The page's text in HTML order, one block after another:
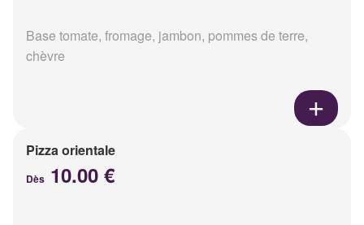
Base tomate, fromage, jambon, pommes de terre,
chèvre
Pizza orientale
Dès 10.00 €